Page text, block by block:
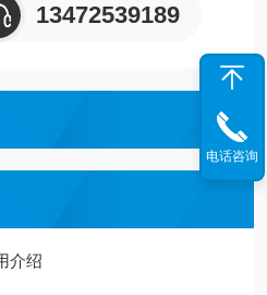
13472539189
介绍
电话咨询